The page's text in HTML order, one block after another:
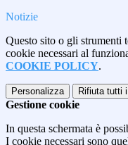
Notizie
Questo sito o gli strumenti
cookie necessari al
COOKIE POLICY.
Personalizza Rifiuta tutti
Gestione cookie
In questa schermata è
I cookie necessari sono